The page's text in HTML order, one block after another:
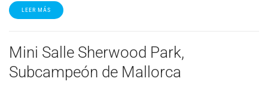
LEER MÁS
Mini Salle Sherwood Park,
Subcampeón de Mallorca